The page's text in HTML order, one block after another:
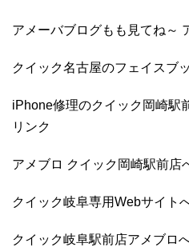
アメーバブログもも見てね～
クイック名古屋のフェイスブ
iPhone修理のクイック岡崎駅
リンク
アメブロ クイック岡崎駅前店
クイック岐阜専用Webサイト
クイック岐阜駅前店アメブロ